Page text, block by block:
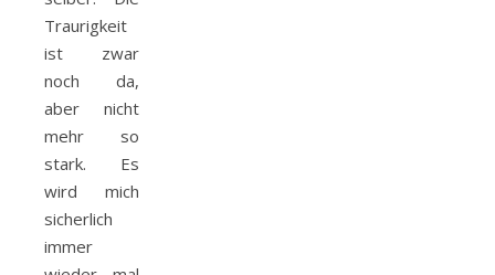
Traurigkeit
ist zwar
noch da,
aber nicht
mehr so
stark. Es
wird mich
sicherlich
immer